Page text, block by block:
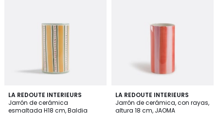
LA REDOUTE INTERIEURS
Jarrón de cerámica
esmaltada H18 cm, Baldia
3
/
5
LA REDOUTE INTERIEURS
Jarrón de cerámica, con rayas,
altura 18 cm, JAOMA
5
/
5